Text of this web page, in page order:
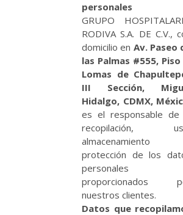
personales
GRUPO
RODIVA S.A. DE C.V.,
domicilio en Av. Paseo
las Palmas #555, Piso
Lomas de
III Sección,
Hidalgo, CDMX,
es el responsable de
recopilación,
protección de los
personales
proporcionados
nuestros clientes.
Datos que